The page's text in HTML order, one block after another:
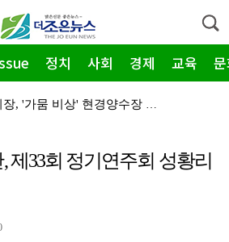
정치 사회 경제 교육
민형배 전남광주특별시장, '가뭄 비상' 현경양수장 용수…
전남광주특별시 '영농형태양광' 시동… 시·군 협력 간담…
개최…우원식 등 3회 강연
제33회 정기연주회 성황리